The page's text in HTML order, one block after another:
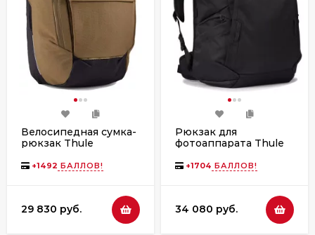
Велосипедная сумка-
рюкзак Thule
+1492 БАЛЛОВ!
29 830 руб.
Рюкзак для
фотоаппарата Thule
Backpack, 24L, Black
+1704 БАЛЛОВ!
34 080 руб.